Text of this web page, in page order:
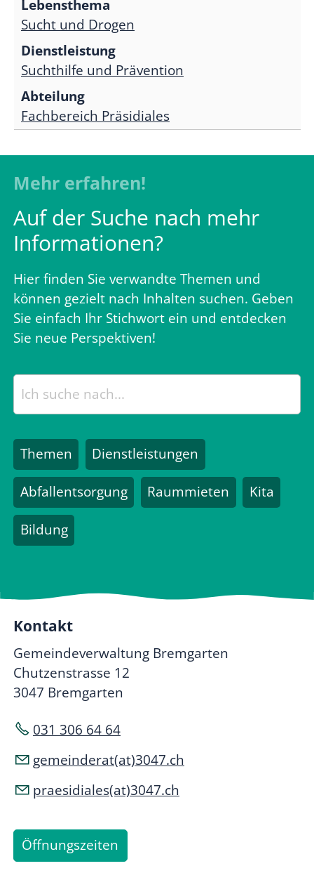
Sucht und Drogen
Suchthilfe und Prävention
Fachbereich Präsidiales
Mehr erfahren!
Auf der Suche nach mehr
Informationen?
Hier finden Sie verwandte Themen und
können gezielt nach Inhalten suchen. Geben
Sie einfach Ihr Stichwort ein und entdecken
Sie neue Perspektiven!
Themen Dienstleistungen
Abfallentsorgung Raummieten Kita
Bildung
Kontakt
Gemeindeverwaltung Bremgarten
Chutzenstrasse 12
3047 Bremgarten
031 306 64 64
gemeinderat(at)3047.ch
praesidiales(at)3047.ch
Öffnungszeiten